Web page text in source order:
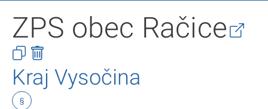
ZPS obec Račice
Kraj Vysočina
§